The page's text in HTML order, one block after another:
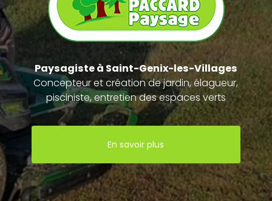
Paysagisteà Saint-Genix-les-Villages
Concepteur et création de jardin, élagueur,
pisciniste, entretien des espaces verts
En savoir plus